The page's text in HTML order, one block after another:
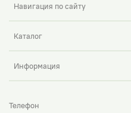
Навигация по сайту
Каталог
Информация
Телефон